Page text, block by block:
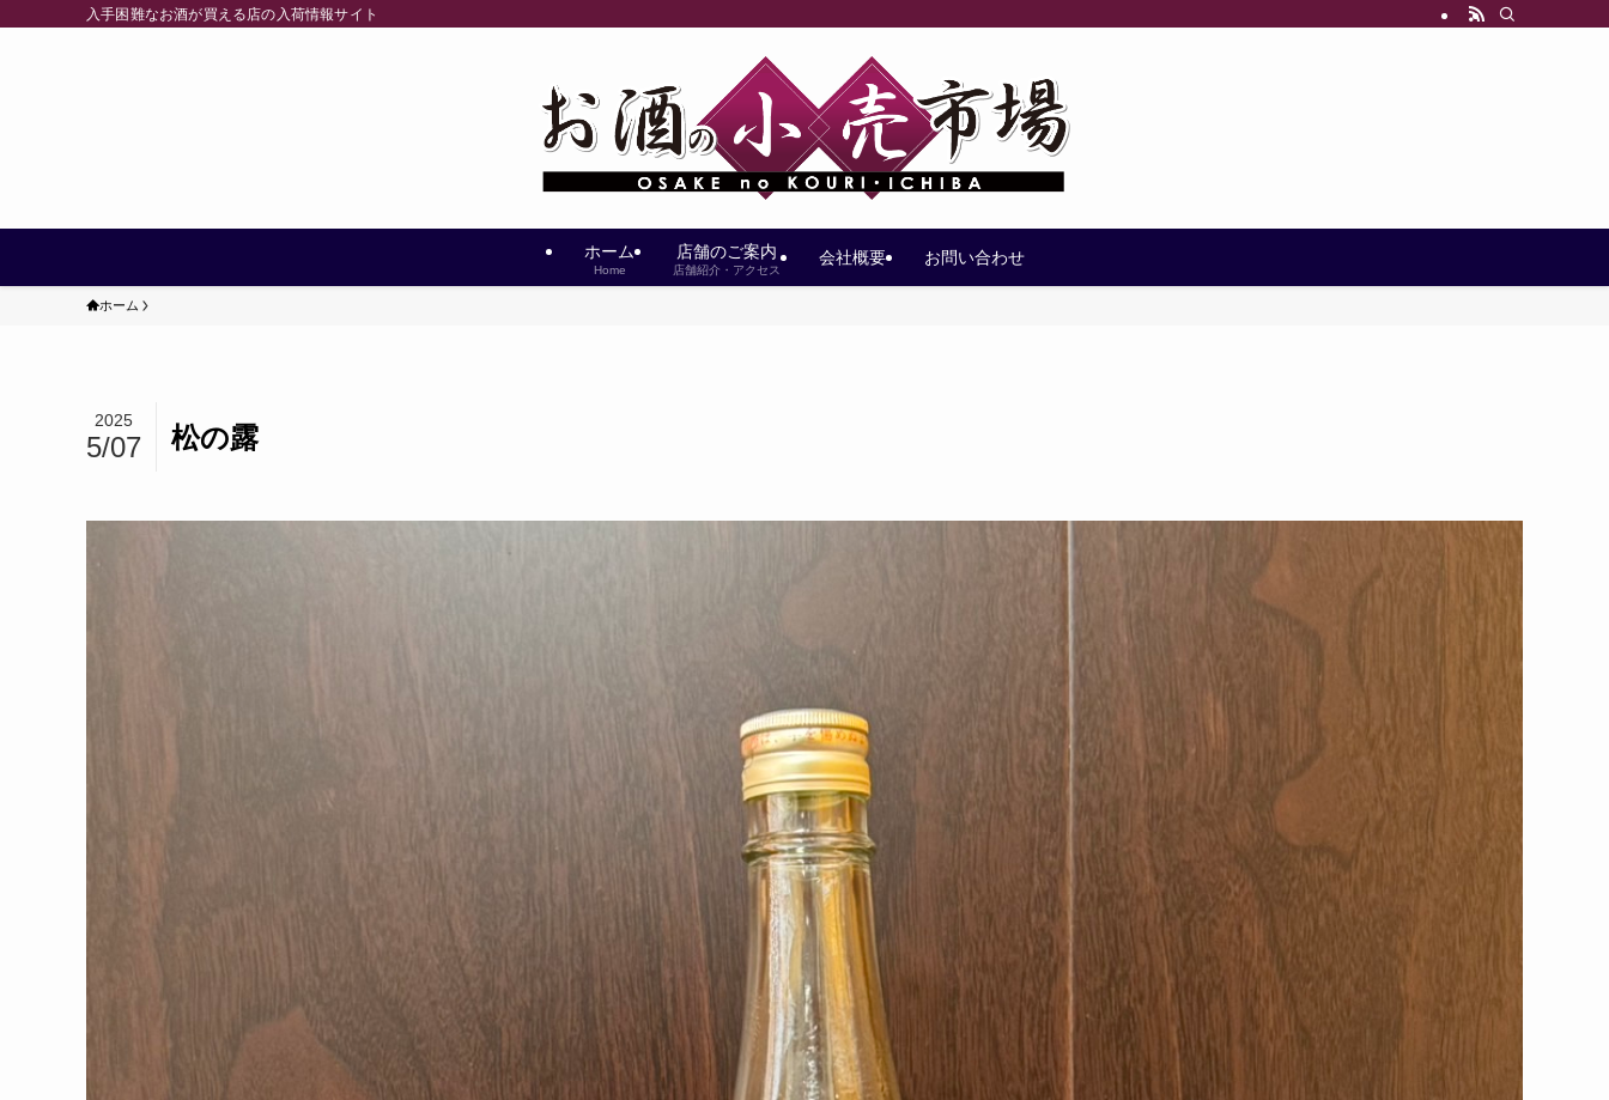
入手困難なお酒が買える店の入荷情報サイト
ホーム
Home
店舗のご案内
店舗紹介・アクセス
会社概要 お問い合わせ
ホーム
松の露
2025
5/07